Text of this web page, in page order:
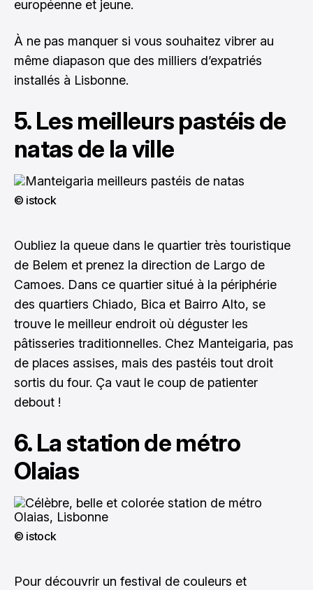
européenne et jeune.
À ne pas manquer si vous souhaitez vibrer au
même diapason que des milliers d’expatriés
installés à Lisbonne.
5. Les meilleurs pastéis de
natas de la ville
© istock
Oubliez la queue dans le quartier très touristique
de Belem et prenez la direction de Largo de
Camoes. Dans ce quartier situé à la périphérie
des quartiers Chiado, Bica et Bairro Alto, se
trouve le meilleur endroit où déguster les
pâtisseries traditionnelles. Chez Manteigaria, pas
de places assises, mais des pastéis tout droit
sortis du four. Ça vaut le coup de patienter
debout !
6. La station de métro
Olaias
© istock
Pour découvrir un festival de couleurs et